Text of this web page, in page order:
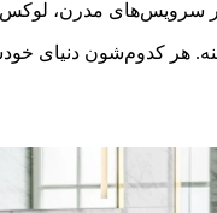
کدوم‌شون دنیای